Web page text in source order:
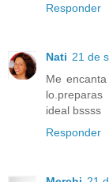
Responder
Nati 21 de
Me
ideal bssss
Responder